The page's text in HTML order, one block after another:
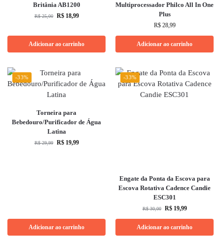
Britânia AB1200
R$25,00 R$18,99
Adicionar ao carrinho
Multiprocessador Philco All In One
Plus
R$28,99
Adicionar ao carrinho
-33%
Torneira para
Bebedouro/Purificador de Água
Latina
R$29,99 R$19,99
Adicionar ao carrinho
-33%
Engate da Ponta da Escova para
Escova Rotativa Cadence Candie
ESC301
R$30,00 R$19,99
Adicionar ao carrinho